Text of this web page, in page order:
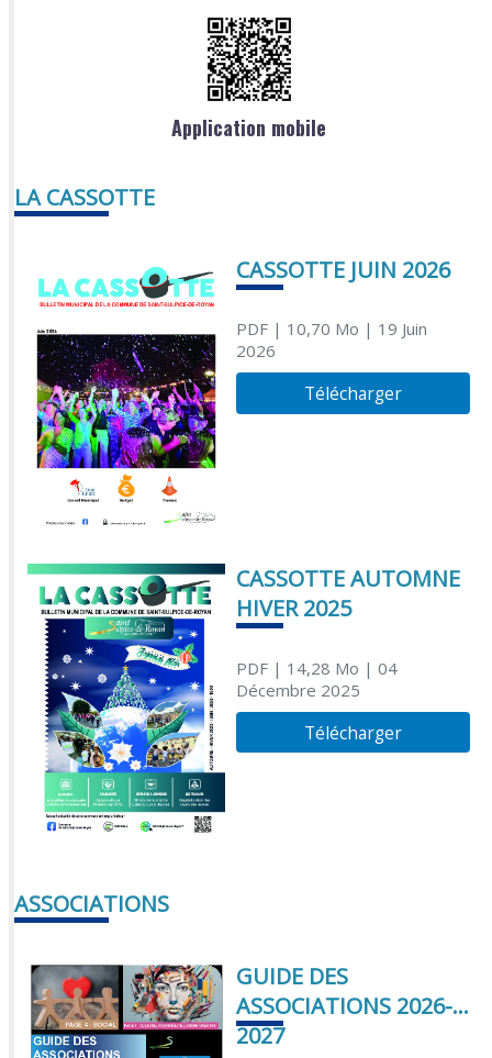
Application mobile
LA CASSOTTE
CASSOTTE JUIN 2026
PDF| 10,70 Mo | 19 Juin
2026
Télécharger
CASSOTTE AUTOMNE
HIVER 2025
PDF| 14,28 Mo | 04
Décembre 2025
Télécharger
ASSOCIATIONS
GUIDE DES
ASSOCIATIONS 2026-
2027